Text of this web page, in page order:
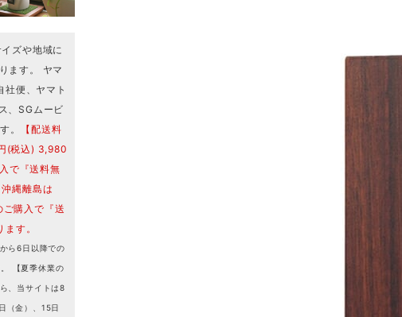
イズや地域に
ます。 ヤマ
社便、ヤマト
、SGムービ
。
【配送料
(税込) 3,980
で『送料無
縄離島は
購入で『送
す。
ら6日以降での
【夏季休業の
、当サイトは8
（金）、15日